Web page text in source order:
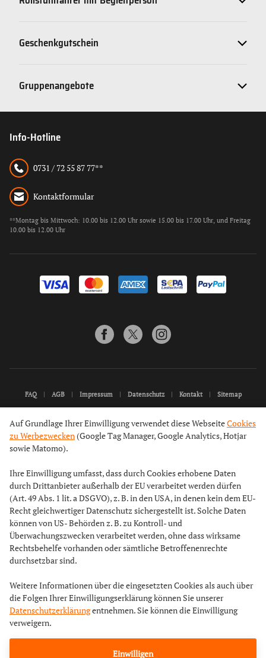
Geschenkgutschein
Gruppenangebote
Info-Hotline
0731 / 72 55 87 77**
Kontaktformular
**Montag bis Mittwoch: 10.00 bis 12.00 Uhr sowie 15.00 bis 17.00 Uhr, und Freitag
10.00 bis 12.00 Uhr
FAQ AGB Impressum Datenschutz Kontakt Sitemap
Auf Grundlage Ihrer Einwilligung verwendet diese WebseiteCookies
zu Werbezwecken(Google Tag Manager, Google Analytics, Hotjar
sowie Matomo).
Ihre Einwilligung umfasst, dass durch Cookies erhobene Daten
durch Drittanbieter außerhalb der EU verarbeitet werden dürfen
(Art. 49 Abs. 1 lit. a DSGVO), z. B. in den USA, in denen kein dem EU-
Recht gleichwertiger Datenschutz sichergestellt ist. Solche Daten
können von US- Behörden z. B. zu Kontroll- und
Überwachungszwecken verarbeitet werden, ohne dass wirksame
Rechtsbehelfe vorhanden oder sämtliche Betroffenenrechte
durchsetzbar sind.
Weitere Informationen über die eingesetzten Cookies als auch über
die Folgen Ihrer Einwilligungserklärung können Sie unserer
Datenschutzerklärungentnehmen. Sie können die Einwilligung
verweigern.
Einwilligen